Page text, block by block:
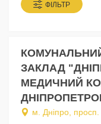
ФІЛЬТР
ЗАКЛАД
МЕДИЧНИЙ
м. Дніпро,